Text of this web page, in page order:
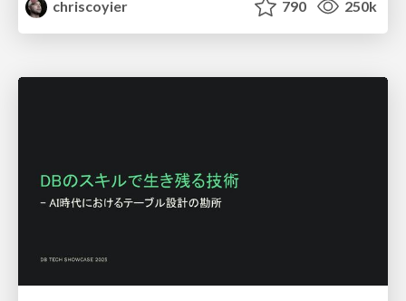
chriscoyier
790 250k